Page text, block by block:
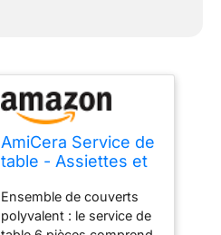
Grâce à leurs propriétés,
ils ne sont pas
seulement empilables et
peu encombrants, mais
extérieur émaillé lisse,
uniforme et facile à laver.
AmiCera Service de
table - Assiettes et
bleue et blanche -
Service de table -
Ensemble de couverts
polyvalent : le service de